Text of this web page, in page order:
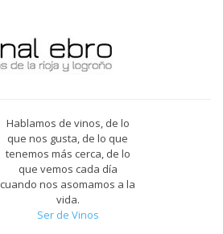
Hablamos de vinos, de lo
que nos gusta, de lo que
tenemos más cerca, de lo
que vemos cada día
cuando nos asomamos a la
vida.
Ser de Vinos